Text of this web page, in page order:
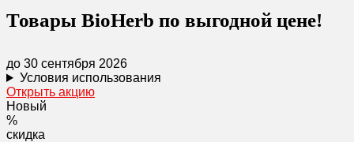
Товары BioHerb по выгодной цене!
до 30 сентября 2026
Условия использования
Открыть акцию
Новый
%
скидка